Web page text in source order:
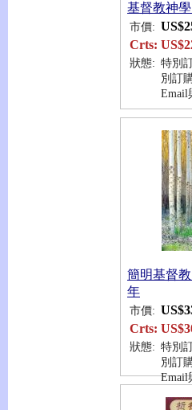
基督教神
市價:
Crts:
狀態: 特別
別訂
Email
簡明基督
年
市價:
Crts:
狀態: 特別
別訂
Email